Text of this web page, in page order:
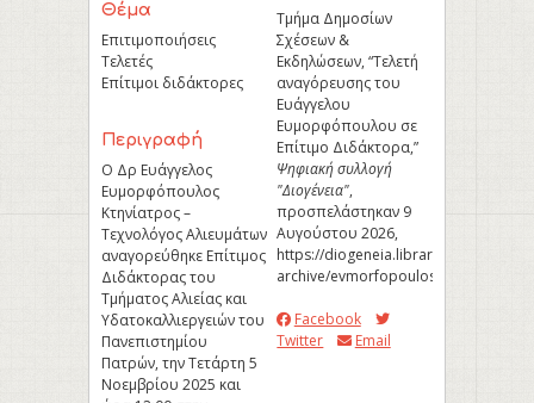
Θέμα
Επιτιμοποιήσεις
Τελετές
Επίτιμοι διδάκτορες
Περιγραφή
Ο Δρ Ευάγγελος
Ευμορφόπουλος
Κτηνίατρος –
Τεχνολόγος Αλιευμάτων
αναγορεύθηκε Επίτιμος
Διδάκτορας του
Τμήματος Αλιείας και
Υδατοκαλλιεργειών του
Πανεπιστημίου
Πατρών, την Τετάρτη 5
Νοεμβρίου 2025 και
Τμήμα Δημοσίων
Σχέσεων &
Εκδηλώσεων, “Τελετή
αναγόρευσης του
Ευάγγελου
Ευμορφόπουλου σε
Επίτιμο Διδάκτορα,”
Ψηφιακή συλλογή
"Διογένεια",
προσπελάστηκαν 9
Αυγούστου 2026,
https://diogeneia.library.upatras.gr/
archive/evmorfopoulos
Facebook
Twitter
Email